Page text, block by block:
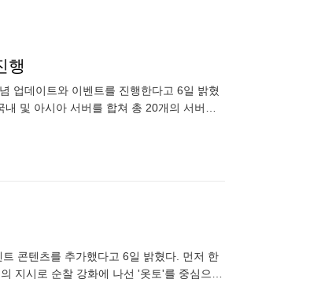
행
업데이트와 이벤트를 진행한다고 6일 밝혔
및 아시아 서버를 합쳐 총 20개의 서버를
콘텐츠를 추가했다고 6일 밝혔다. 먼저 한
지시로 순찰 강화에 나선 '옷토'를 중심으로